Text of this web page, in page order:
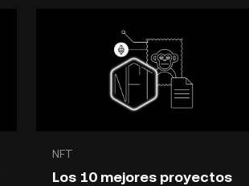
NFT
Los 10 mejores proyectos